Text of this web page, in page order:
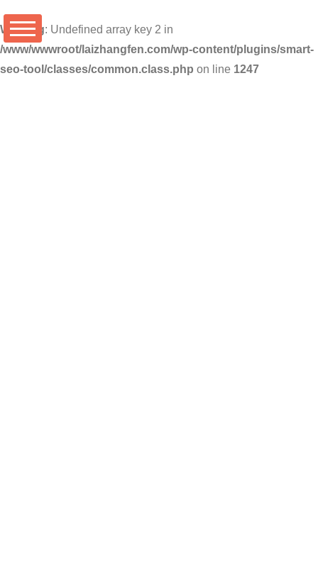
Warning: Undefined array key 2 in
/www/wwwroot/laizhangfen.com/wp-content/plugins/smart-
seo-tool/classes/common.class.php on line 1247